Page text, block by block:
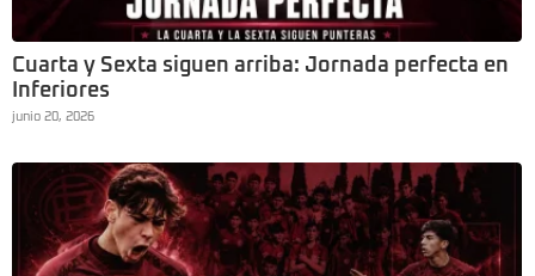
Cuarta y Sexta siguen arriba: Jornada perfecta en
Inferiores
junio 20, 2026